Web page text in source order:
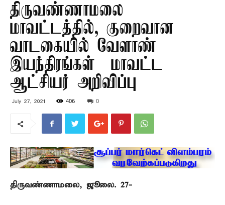
திருவண்ணாமலை
மாவட்டத்தில், குறைவான
வாடகையில் வேளாண்
இயந்திரங்கள் – மாவட்ட
ஆட்சியர் அறிவிப்பு
July 27, 2021 406 0
திருவண்ணாமலை, ஜூலை. 27-